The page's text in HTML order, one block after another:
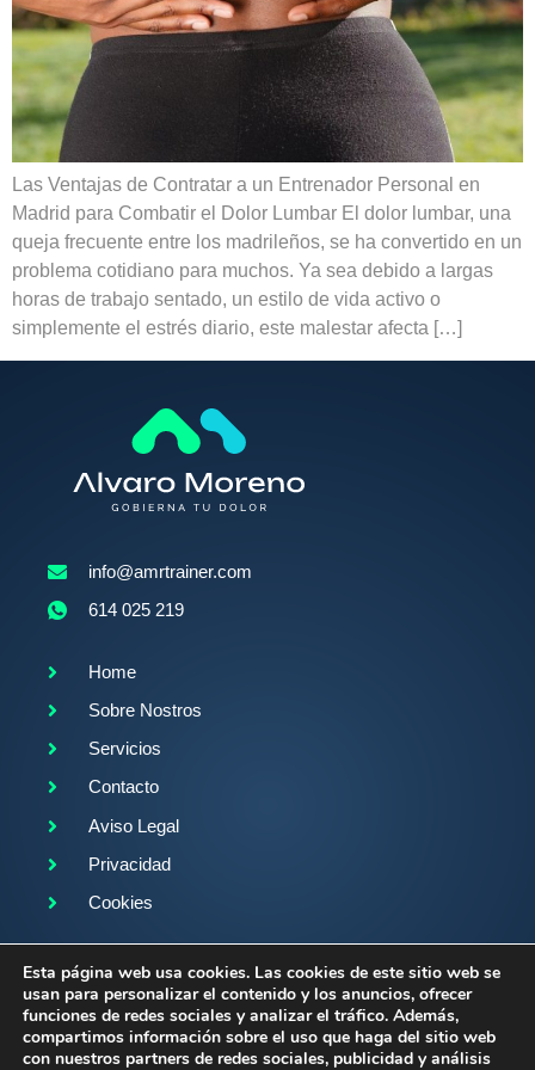
Las Ventajas de Contratar a un Entrenador Personal en
Madrid para Combatir el Dolor Lumbar El dolor lumbar, una
queja frecuente entre los madrileños, se ha convertido en un
problema cotidiano para muchos. Ya sea debido a largas
horas de trabajo sentado, un estilo de vida activo o
simplemente el estrés diario, este malestar afecta […]
info@amrtrainer.com
614 025 219
Home
Sobre Nostros
Servicios
Contacto
Aviso Legal
Privacidad
Cookies
Esta página web usa cookies. Las cookies de este sitio web se
usan para personalizar el contenido y los anuncios, ofrecer
funciones de redes sociales y analizar el tráfico. Además,
compartimos información sobre el uso que haga del sitio web
con nuestros partners de redes sociales, publicidad y análisis